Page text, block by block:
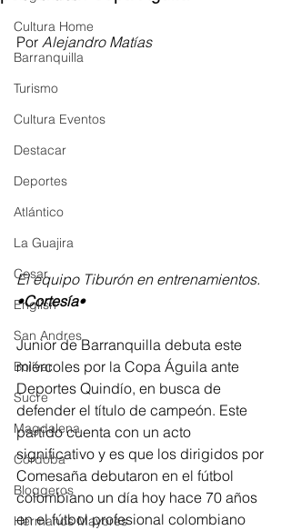
Cultura Home
Barranquilla
Turismo
Cultura Eventos
Destacar
Deportes
Atlántico
La Guajira
Cesar
English
San Andres
Bolívar
Sucre
Magdalena
Córdoba
Bloggeros
Hermanos Mayores
Por Alejandro Matías
El equipo Tiburón en entrenamientos.
•Cortesía•
Junior de Barranquilla debuta este
miércoles por la Copa Águila ante
Deportes Quindío, en busca de
defender el título de campeón. Este
partido cuenta con un acto
significativo y es que los dirigidos por
Comesaña debutaron en el fútbol
colombiano un día hoy hace 70 años
en el fútbol profesional colombiano